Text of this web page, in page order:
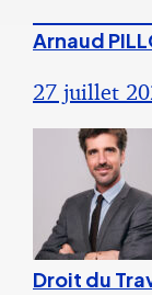
Arnaud
27 juillet
Droit du